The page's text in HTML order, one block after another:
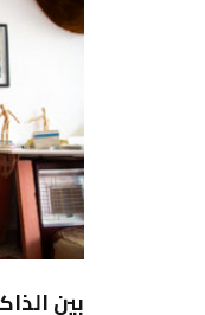
بين